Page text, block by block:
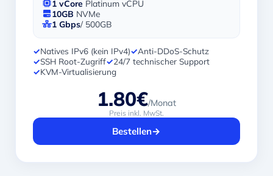
1 vCore Platinum vCPU
10GB NVMe
1 Gbps/ 500GB
✓Natives IPv6 (kein IPv4)✓Anti-DDoS-Schutz
✓SSH Root-Zugriff✓24/7 technischer Support
✓KVM-Virtualisierung
1.80€/Monat
Preis inkl. MwSt.
Bestellen→